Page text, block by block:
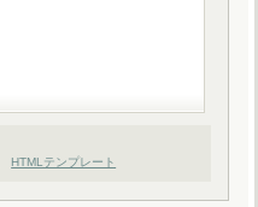
HTMLテンプレート